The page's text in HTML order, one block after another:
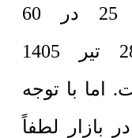
کیبکس 15 در 25 در 60
سانتی‌متر در 28 تیر 1405
اما با توجه
بازار لطفاً